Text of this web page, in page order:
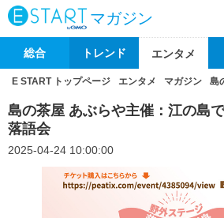
マガジン
総合 トレンド エンタメ
E START トップページ エンタメ マガジン 島
島の茶屋 あぶらや主催：江の島
落語会
2025-04-24 10:00:00